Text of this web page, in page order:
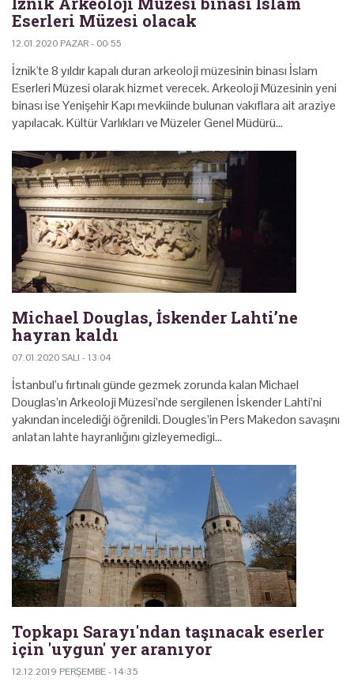
Eserleri Müzesi olacak
12.01.2020 PAZAR - 00:55
İznik'te 8 yıldır kapalı duran arkeoloji müzesinin binası İslam
Eserleri Müzesi olarak hizmet verecek. Arkeoloji Müzesinin yeni
binası ise Yenişehir Kapı mevkiinde bulunan vakıflara ait araziye
yapılacak. Kültür Varlıkları ve Müzeler Genel Müdürü…
Michael Douglas, İskender Lahti’ne
hayran kaldı
07.01.2020 SALI - 13:04
İstanbul’u fırtınalı günde gezmek zorunda kalan Michael
Douglas’ın Arkeoloji Müzesi’nde sergilenen İskender Lahti’ni
yakından incelediği öğrenildi. Dougles’in Pers Makedon savaşını
anlatan lahte hayranlığını gizleyemedigi…
Topkapı Sarayı'ndan taşınacak eserler
için 'uygun' yer aranıyor
12.12.2019 PERŞEMBE - 14:35